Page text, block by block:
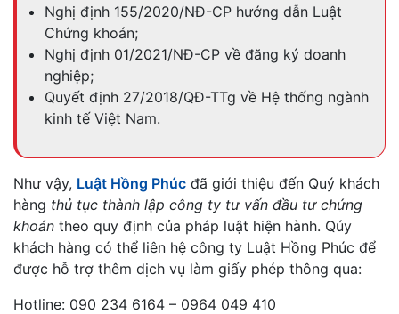
Nghị định 155/2020/NĐ-CP hướng dẫn Luật
Chứng khoán;
Nghị định 01/2021/NĐ-CP về đăng ký doanh
nghiệp;
Quyết định 27/2018/QĐ-TTg về Hệ thống ngành
kinh tế Việt Nam.
Như vậy, Luật Hồng Phúc đã giới thiệu đến Quý khách
hàng thủ tục thành lập công ty tư vấn đầu tư chứng
khoán theo quy định của pháp luật hiện hành. Qúy
khách hàng có thể liên hệ công ty Luật Hồng Phúc để
được hỗ trợ thêm dịch vụ làm giấy phép thông qua:
Hotline: 090 234 6164 – 0964 049 410